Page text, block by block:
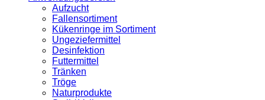
Aufzucht
Fallensortiment
Kükenringe im Sortiment
Ungeziefermittel
Desinfektion
Futtermittel
Tränken
Tröge
Naturprodukte